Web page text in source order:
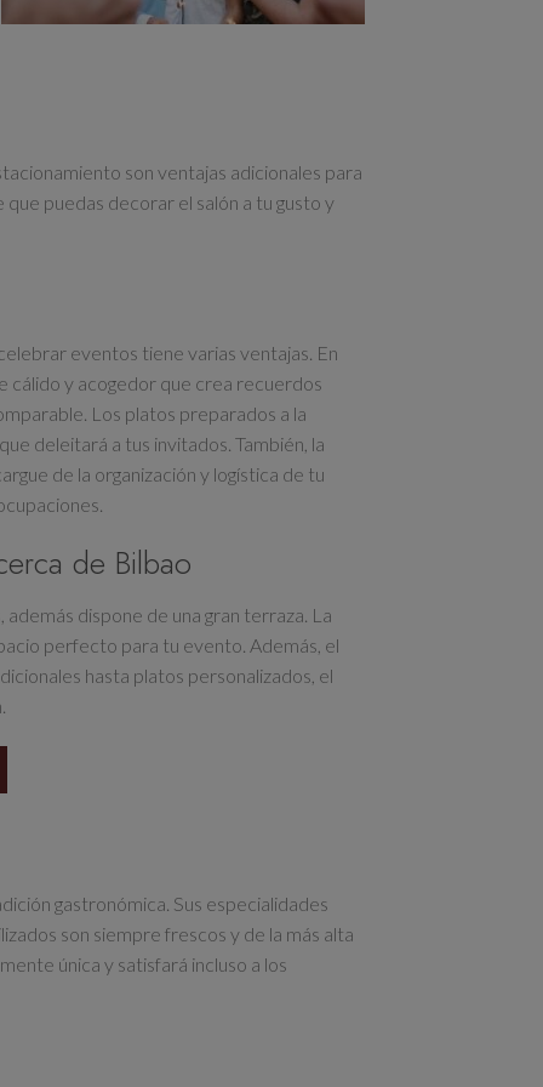
son ventajas adicionales para
puedas decorar el salón a tu gusto y
eventos tiene varias ventajas. En
cálido y acogedor que crea recuerdos
Los platos preparados a la
deleitará a tus invitados. También, la
de la organización y logística de tu
de Bilbao
dispone de una gran terraza. La
perfecto para tu evento. Además, el
hasta platos personalizados, el
gastronómica. Sus especialidades
son siempre frescos y de la más alta
única y satisfará incluso a los